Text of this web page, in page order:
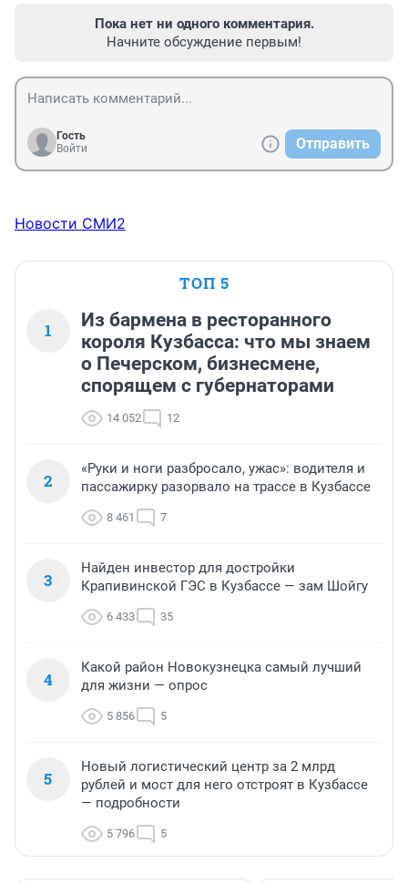
Пока нет ни одного комментария.
Начните обсуждение первым!
Гость
Войти
Отправить
Новости СМИ2
ТОП 5
1
Из бармена в ресторанного
короля Кузбасса: что мы знаем
о Печерском, бизнесмене,
спорящем с губернаторами
14 052 12
2
«Руки и ноги разбросало, ужас»: водителя и
пассажирку разорвало на трассе в Кузбассе
8 461 7
3
Найден инвестор для достройки
Крапивинской ГЭС в Кузбассе — зам Шойгу
6 433 35
4
Какой район Новокузнецка самый лучший
для жизни — опрос
5 856 5
5
Новый логистический центр за 2 млрд
рублей и мост для него отстроят в Кузбассе
— подробности
5 796 5